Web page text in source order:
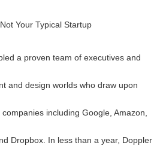
Your Typical Startup
a proven team of executives and
and design worlds who draw upon
including Google, Amazon,
Dropbox. In less than a year, Doppler